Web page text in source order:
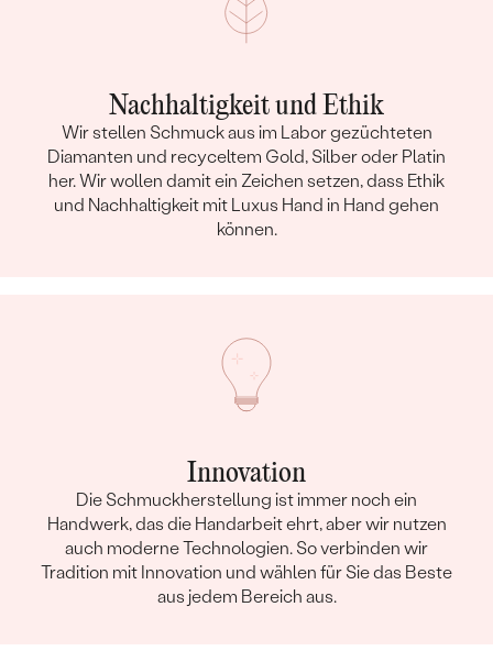
Nachhaltigkeit und Ethik
Wir stellen Schmuck aus im Labor gezüchteten
Diamanten und recyceltem Gold, Silber oder Platin
her. Wir wollen damit ein Zeichen setzen, dass Ethik
und Nachhaltigkeit mit Luxus Hand in Hand gehen
können.
Innovation
Die Schmuckherstellung ist immer noch ein
Handwerk, das die Handarbeit ehrt, aber wir nutzen
auch moderne Technologien. So verbinden wir
Tradition mit Innovation und wählen für Sie das Beste
aus jedem Bereich aus.